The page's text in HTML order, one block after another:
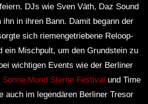
DJs wie Sven Väth, Daz Sound
ihn in ihren Bann. Damit begann der
sich riemengetriebene Reloop-
ein Mischpult, um den Grundstein zu
wichtigen Events wie der Berliner
Sonne Mond Sterne Festival und Time
auch im legendären Berliner Tresor